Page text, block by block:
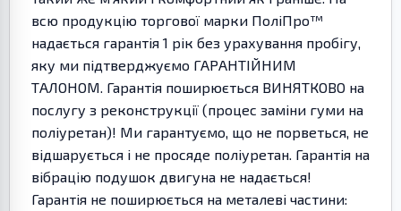
всю продукцію торгової марки ПоліПро™
надається гарантія 1 рік без урахування пробігу,
яку ми підтверджуємо ГАРАНТІЙНИМ
ТАЛОНОМ. Гарантія поширюється ВИНЯТКОВО на
послугу з реконструкції (процес заміни гуми на
поліуретан)! Ми гарантуємо, що не порветься, не
відшарується і не просяде поліуретан. Гарантія на
вібрацію подушок двигуна не надається!
Гарантія не поширюється на металеві частини: